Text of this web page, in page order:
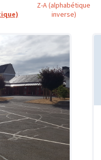
Z-A (alphabétique
inverse)